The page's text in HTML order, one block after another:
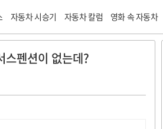
자동차 시승기 자동차 칼럼 영화 속 자동차
스펜션이 없는데?